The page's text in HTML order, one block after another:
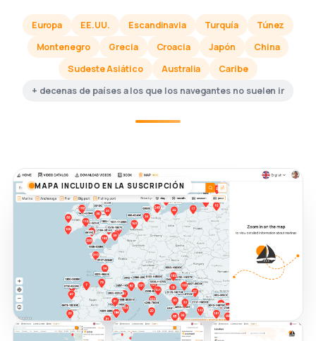
Europa EE.UU. Escandinavia Turquía
Túnez
Montenegro
Grecia Croacia Japón
China
Sudeste Asiático
Australia
Caribe
+ decenas de países a los que los navegantes no suelen ir
MAPA INCLUIDO EN LA SUSCRIPCIÓN